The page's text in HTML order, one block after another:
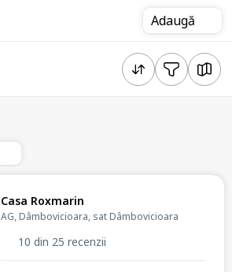
Adaugă
Casa Roxmarin
AG, Dâmbovicioara, sat Dâmbovicioara
10 din 25 recenzii